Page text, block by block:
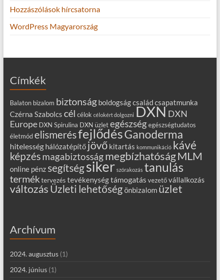
Hozzászólások hírcsatorna
WordPress Magyarország
Címkék
Balaton bizalom biztonság boldogságcsaládcsapatmunka
Czérna Szabolcs cél célok célokért dolgozni DXNDXN
Europe DXN Spirulina DXN üzlet egészség egészségtudatos
életmód elismerésfejlődésGanoderma
hitelesség hálózatépítő jövő kitartás kommunikáció kávé
képzésmagabiztosságmegbízhatóság MLM
online pénz segítségsiker szórakozás tanulás
termék tervezés tevékenységtámogatás vezető vállalkozás
változás Üzleti lehetőségönbizalom üzlet
Archívum
2024. augusztus(1)
2024. június(1)